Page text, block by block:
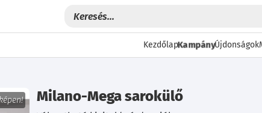
KezdőlapKampányÚjdonságok
Milano-Mega sarokülő